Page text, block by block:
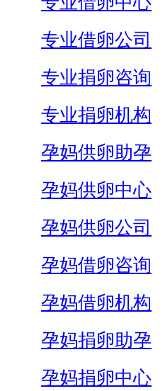
专业借卵公司
专业捐卵咨询
专业捐卵机构
孕妈供卵助孕
孕妈供卵中心
孕妈供卵公司
孕妈借卵咨询
孕妈借卵机构
孕妈捐卵助孕
孕妈捐卵中心